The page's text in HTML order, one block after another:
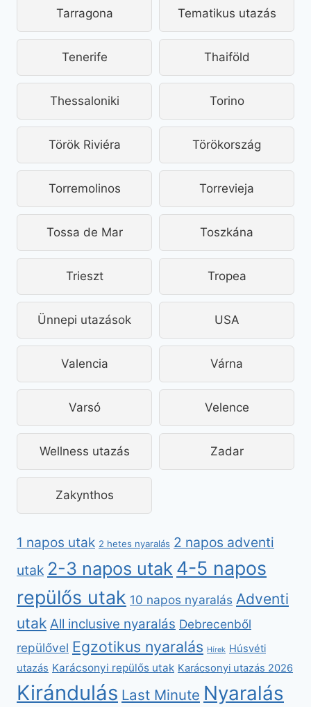
Tarragona Tematikus utazás
Tenerife Thaiföld
Thessaloniki Torino
Török Riviéra Törökország
Torremolinos Torrevieja
Tossa de Mar Toszkána
Trieszt Tropea
Ünnepi utazások USA
Valencia Várna
Varsó Velence
Wellness utazás Zadar
Zakynthos
1 napos utak 2 hetes nyaralás 2 napos adventi
utak 2-3 napos utak 4-5 napos
repülős utak 10 napos nyaralás Adventi
utak All inclusive nyaralás Debrecenből
repülővel Egzotikus nyaralás Hírek Húsvéti
utazás Karácsonyi repülős utak Karácsonyi utazás 2026
Kirándulás Last Minute Nyaralás